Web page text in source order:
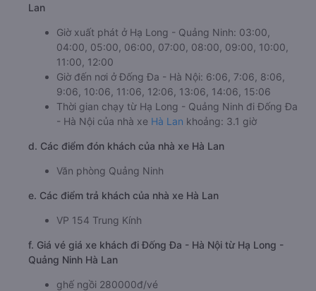
Lan
Giờ xuất phát ở Hạ Long - Quảng Ninh: 03:00,
04:00, 05:00, 06:00, 07:00, 08:00, 09:00, 10:00,
11:00, 12:00
Giờ đến nơi ở Đống Đa - Hà Nội: 6:06, 7:06, 8:06,
9:06, 10:06, 11:06, 12:06, 13:06, 14:06, 15:06
Thời gian chạy từ Hạ Long - Quảng Ninh đi Đống Đa
- Hà Nội của nhà xe Hà Lan khoảng: 3.1 giờ
d. Các điểm đón khách của nhà xe Hà Lan
Văn phòng Quảng Ninh
e. Các điểm trả khách của nhà xe Hà Lan
VP 154 Trung Kính
f. Giá vé giá xe khách đi Đống Đa - Hà Nội từ Hạ Long -
Quảng Ninh Hà Lan
ghế ngồi 280000đ/vé